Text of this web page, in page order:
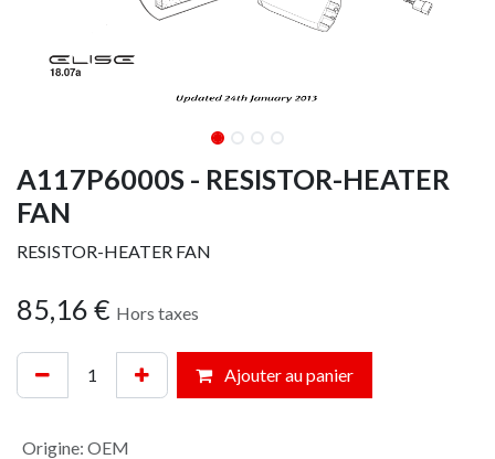
A117P6000S - RESISTOR-HEATER
FAN
RESISTOR-HEATER FAN
85,16 € Hors taxes
Ajouter au panier
Origine: OEM